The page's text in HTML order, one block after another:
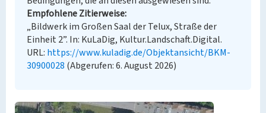
Empfohlene Zitierweise
„Bildwerk im Großen Saal der Telux, Straße der
Einheit 2”. In: KuLaDig, Kultur.Landschaft.Digital.
URL: https://www.kuladig.de/Objektansicht/BKM-
30900028 (Abgerufen: 6. August 2026)